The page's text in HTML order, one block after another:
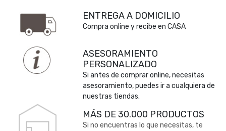
ENTREGA A DOMICILIO
Compra online y recibe en CASA
ASESORAMIENTO
PERSONALIZADO
Si antes de comprar online, necesitas
asesoramiento, puedes ir a cualquiera de
nuestras tiendas.
MÁS DE 30.000 PRODUCTOS
Si no encuentras lo que necesitas, te